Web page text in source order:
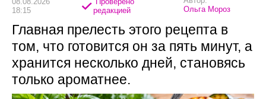
18:15
редакцией
Ольга Мороз
Главная прелесть этого рецепта в
том, что готовится он за пять минут, а
хранится несколько дней, становясь
только ароматнее.